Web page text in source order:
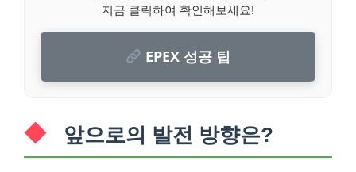
지금 클릭하여 확인해보세요!
EPEX 성공 팁
앞으로의 발전 방향은?